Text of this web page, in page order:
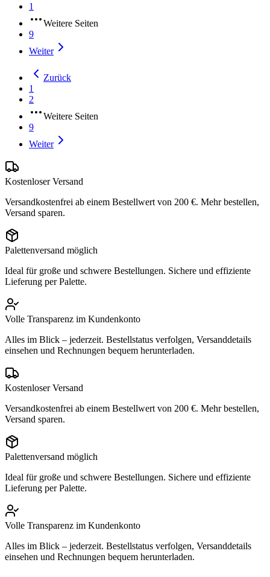
1
Weitere Seiten
9
Weiter
Zurück
1
2
Weitere Seiten
9
Weiter
Kostenloser Versand
Versandkostenfrei ab einem Bestellwert von 200 €. Mehr bestellen,
Versand sparen.
Palettenversand möglich
Ideal für große und schwere Bestellungen. Sichere und effiziente
Lieferung per Palette.
Volle Transparenz im Kundenkonto
Alles im Blick – jederzeit. Bestellstatus verfolgen, Versanddetails
einsehen und Rechnungen bequem herunterladen.
Kostenloser Versand
Versandkostenfrei ab einem Bestellwert von 200 €. Mehr bestellen,
Versand sparen.
Palettenversand möglich
Ideal für große und schwere Bestellungen. Sichere und effiziente
Lieferung per Palette.
Volle Transparenz im Kundenkonto
Alles im Blick – jederzeit. Bestellstatus verfolgen, Versanddetails
einsehen und Rechnungen bequem herunterladen.